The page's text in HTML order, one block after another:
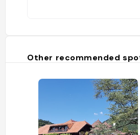
Other recommended